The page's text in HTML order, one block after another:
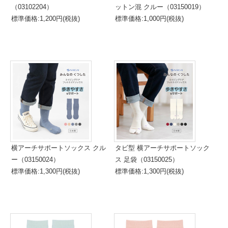
（03102204）
標準価格:1,200円(税抜)
ットン混 クルー（03150019）
標準価格:1,000円(税抜)
横アーチサポートソックス クル
ー（03150024）
標準価格:1,300円(税抜)
タビ型 横アーチサポートソック
ス 足袋（03150025）
標準価格:1,300円(税抜)